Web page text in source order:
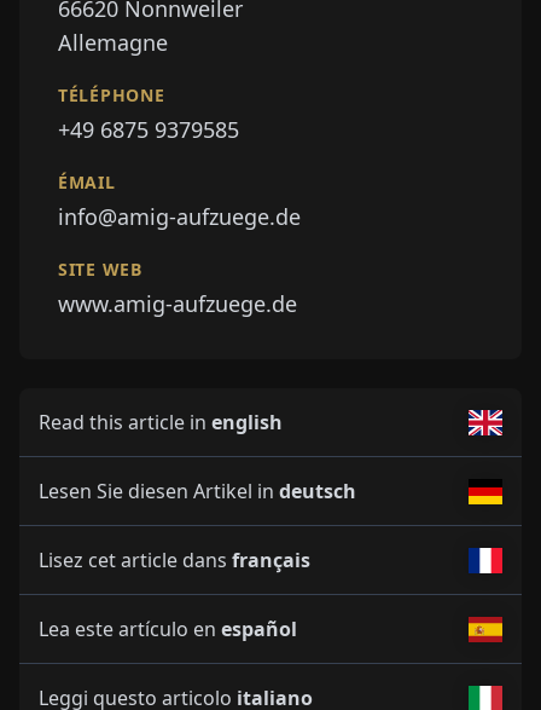
66620 Nonnweiler
Allemagne
TÉLÉPHONE
+49 6875 9379585
ÉMAIL
info@amig-aufzuege.de
SITE WEB
www.amig-aufzuege.de
Read this article in english
Lesen Sie diesen Artikel in deutsch
Lisez cet article dans français
Lea este artículo en español
Leggi questo articolo italiano